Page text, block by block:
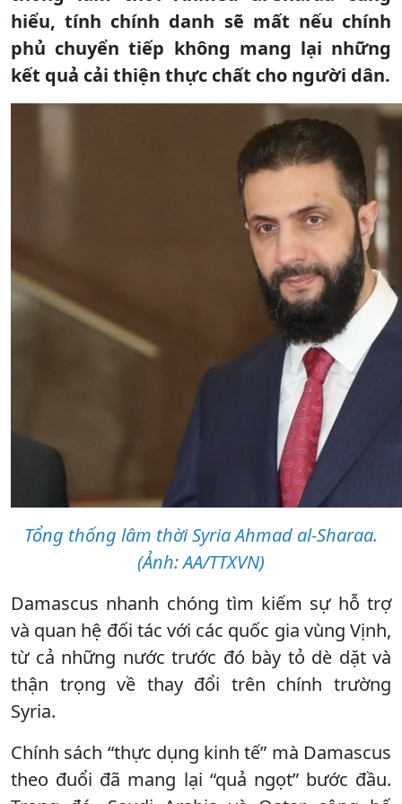
hiểu, tính chính danh sẽ mất nếu chính
phủ chuyển tiếp không mang lại những
kết quả cải thiện thực chất cho người dân.
Tổng thống lâm thời Syria Ahmad al-Sharaa.
(Ảnh: AA/TTXVN)
Damascus nhanh chóng tìm kiếm sự hỗ trợ
và quan hệ đối tác với các quốc gia vùng Vịnh,
từ cả những nước trước đó bày tỏ dè dặt và
thận trọng về thay đổi trên chính trường
Syria.
Chính sách “thực dụng kinh tế” mà Damascus
theo đuổi đã mang lại “quả ngọt” bước đầu.